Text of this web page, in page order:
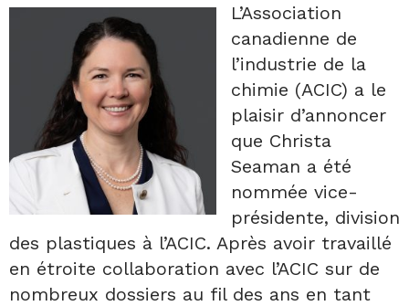
L’Association
canadienne de
l’industrie de la
chimie (ACIC) a le
plaisir d’annoncer
que Christa
Seaman a été
nommée vice-
présidente, division
des plastiques à l’ACIC. Après avoir travaillé
en étroite collaboration avec l’ACIC sur de
nombreux dossiers au fil des ans en tant